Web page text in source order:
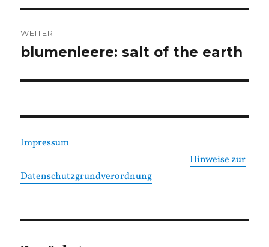
WEITER
Nächster
blumenleere: salt of the earth
Impressum
Hinweise zur
Datenschutzgrundverordnung